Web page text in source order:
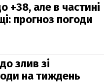
+38, але в частині
прогноз погоди
злив зі
на тиждень